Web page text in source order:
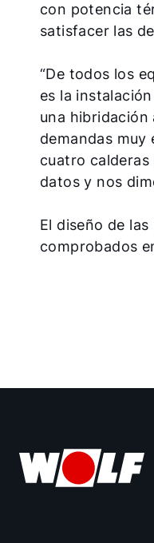
con potencia
satisfacer las
“De todos los
es la
una hibridación
demandas muy
cuatro
datos y nos
El diseño de
comprobados